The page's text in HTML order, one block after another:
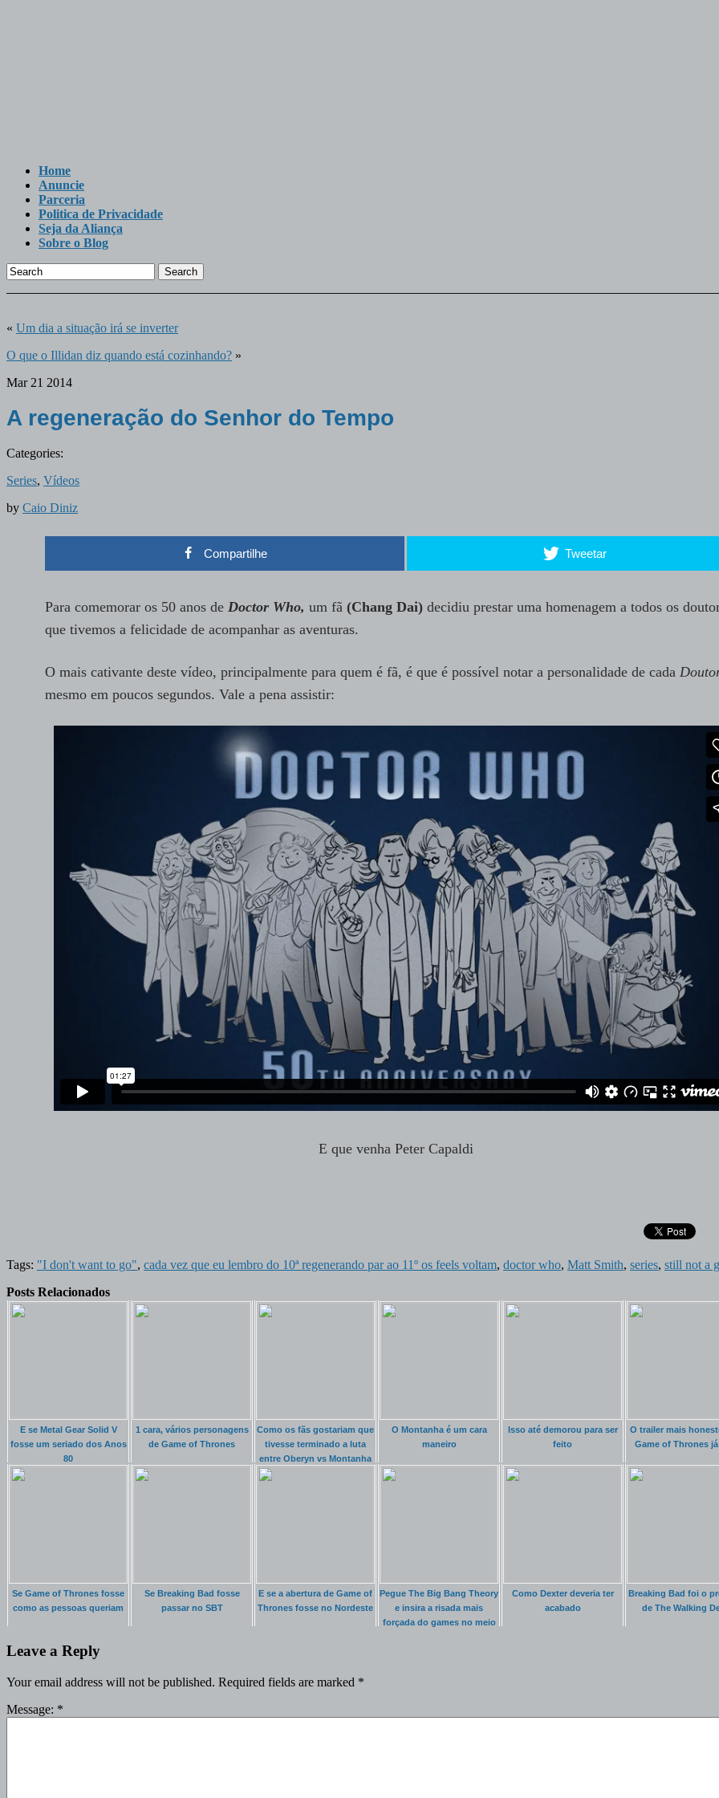
Home
Anuncie
Parceria
Politica de Privacidade
Seja da Aliança
Sobre o Blog
Search
« Um dia a situação irá se inverter
O que o Illidan diz quando está cozinhando? »
Mar 21 2014
A regeneração do Senhor do Tempo
Categories:
Series, Vídeos
by Caio Diniz
Compartilhe Tweetar
Para comemorar os 50 anos de Doctor Who, um fã (Chang Dai) decidiu prestar uma homenagem a todos os
que tivemos a felicidade de acompanhar as aventuras.
O mais cativante deste vídeo, principalmente para quem é fã, é que é possível notar a personalidade de cada
mesmo em poucos segundos. Vale a pena assistir:
E que venha Peter Capaldi
Tags: "I don't want to go", cada vez que eu lembro do 10ª regenerando par ao 11º os feels voltam, doctor who, Matt Smith, series, still not a
Posts Relacionados
E se Metal Gear Solid V
fosse um seriado dos Anos
80
1 cara, vários personagens
de Game of Thrones
Como os fãs gostariam que
tivesse terminado a luta
entre Oberyn vs Montanha
O Montanha é um cara
maneiro
Isso até demorou para ser
feito
O trailer mais
Game of Thrones
Se Game of Thrones fosse
como as pessoas queriam
Se Breaking Bad fosse
passar no SBT
E se a abertura de Game of
Thrones fosse no Nordeste
Pegue The Big Bang Theory
e insira a risada mais
forçada do games no meio
Como Dexter deveria ter
acabado
Breaking Bad foi o
de The Walking
Leave a Reply
Your email address will not be published. Required fields are marked *
Message: *